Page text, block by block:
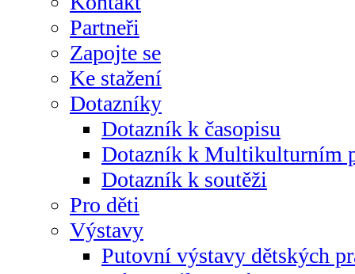
Partneři
Zapojte se
Ke stažení
Dotazníky
Dotazník k časopisu
Dotazník k Multikulturním
Dotazník k soutěži
Pro děti
Výstavy
Putovní výstavy dětských